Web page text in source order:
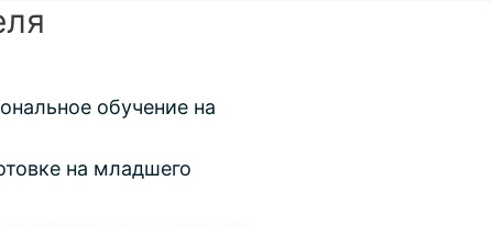
обучение на
на младшего